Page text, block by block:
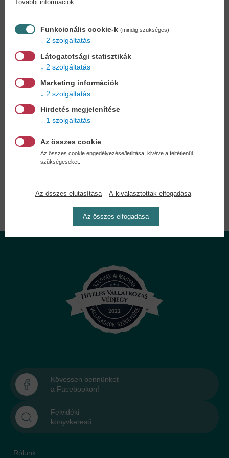
könyve beszerzését! Könyvkereső-szolgálat
Otthonában, kényelmesen
könyvet - tumultus nélkül!
Kedvezmények, nyereményjátékok,
bónuszok
Ön is!
A legelőnyösebb postaköltséggel
Önnek semmiféle kötelezettsége a Családi
Kövessen bennünket
a Facebookon!
Felvidéki
könyvkereső
Rólunk
További információk
Funkcionális cookie-k (mindig szükséges)
2 szolgáltatás
Látogatotsági statisztikák
2 szolgáltatás
Marketing információk
2 szolgáltatás
Hirdetés megjelenítése
1 szolgáltatás
Az összes cookie
Az összes cookie engedélyezése/letiltása, kivéve a feltétlenül
szükségeseket.
Az összes elutasítása A kiválasztottak elfogadása
Az összes elfogadása